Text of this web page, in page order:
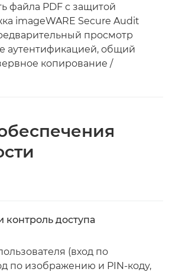
файла PDF с защитой
imageWARE Secure Audit
просмотр
аутентификацией, общий
копирование /
контроль доступа
(вход по
по изображению и PIN-коду,